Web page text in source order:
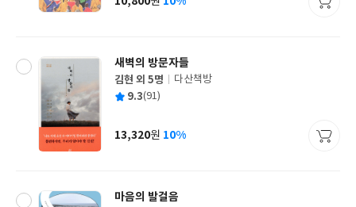
가
새벽의 방문자들
글
쓴
김현 외 5명
출
사
다산책방
평 9.3(91)
가
13,320원 10%
마음의 발걸음